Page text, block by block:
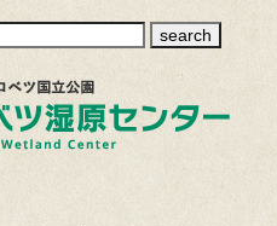
search